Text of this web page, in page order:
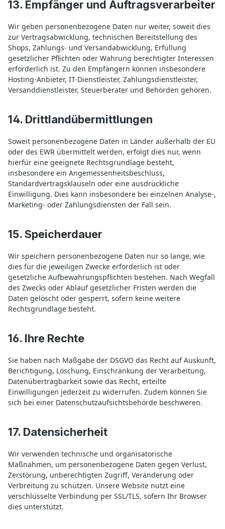
13. Empfänger und Auftragsverarbeiter
Wir geben personenbezogene Daten nur weiter, soweit dies
zur Vertragsabwicklung, technischen Bereitstellung des
Shops, Zahlungs- und Versandabwicklung, Erfüllung
gesetzlicher Pflichten oder Wahrung berechtigter Interessen
erforderlich ist. Zu den Empfängern können insbesondere
Hosting-Anbieter, IT-Dienstleister, Zahlungsdienstleister,
Versanddienstleister, Steuerberater und Behörden gehören.
14. Drittlandübermittlungen
Soweit personenbezogene Daten in Länder außerhalb der EU
oder des EWR übermittelt werden, erfolgt dies nur, wenn
hierfür eine geeignete Rechtsgrundlage besteht,
insbesondere ein Angemessenheitsbeschluss,
Standardvertragsklauseln oder eine ausdrückliche
Einwilligung. Dies kann insbesondere bei einzelnen Analyse-,
Marketing- oder Zahlungsdiensten der Fall sein.
15. Speicherdauer
Wir speichern personenbezogene Daten nur so lange, wie
dies für die jeweiligen Zwecke erforderlich ist oder
gesetzliche Aufbewahrungspflichten bestehen. Nach Wegfall
des Zwecks oder Ablauf gesetzlicher Fristen werden die
Daten gelöscht oder gesperrt, sofern keine weitere
Rechtsgrundlage besteht.
16. Ihre Rechte
Sie haben nach Maßgabe der DSGVO das Recht auf Auskunft,
Berichtigung, Löschung, Einschränkung der Verarbeitung,
Datenübertragbarkeit sowie das Recht, erteilte
Einwilligungen jederzeit zu widerrufen. Zudem können Sie
sich bei einer Datenschutzaufsichtsbehörde beschweren.
17. Datensicherheit
Wir verwenden technische und organisatorische
Maßnahmen, um personenbezogene Daten gegen Verlust,
Zerstörung, unberechtigten Zugriff, Veränderung oder
Verbreitung zu schützen. Unsere Website nutzt eine
verschlüsselte Verbindung per SSL/TLS, sofern Ihr Browser
dies unterstützt.